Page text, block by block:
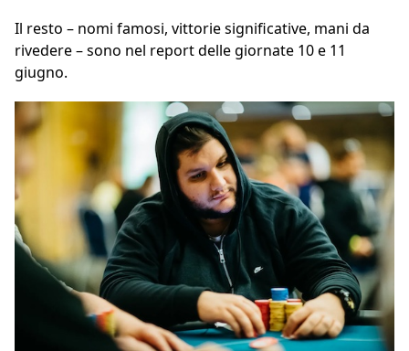
Il resto – nomi famosi, vittorie significative, mani da
rivedere – sono nel report delle giornate 10 e 11
giugno.